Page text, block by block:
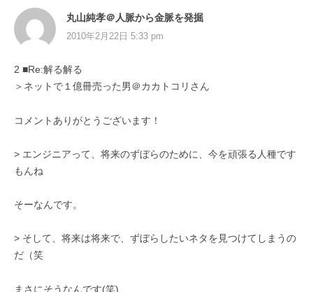
丸山純孝＠人脈から金脈を発掘
2010年2月22日 5:33 pm
2 ■Re:解る解る
＞ネットで１億冊売った男＠カカトコリさん
コメントありがとうございます！
> エンジニアって、将来のずぼらのために、今を頑張る人種です
もんね
そーなんです。
> そして、将来は将来で、ずぼらしたいネタを見つけてしまうの
だ（笑
まさにそうなんです(笑)